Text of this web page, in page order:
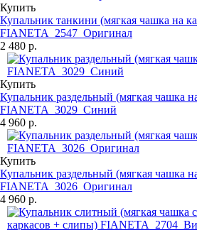
Купить
Купальник танкини (мягкая чашка на
FIANETA_2547_Оригинал
2 480 р.
Купить
Купальник раздельный (мягкая чашка
FIANETA_3029_Синий
4 960 р.
Купить
Купальник раздельный (мягкая чашка
FIANETA_3026_Оригинал
4 960 р.